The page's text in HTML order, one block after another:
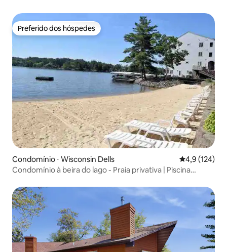
Preferido dos hóspedes
Preferido dos hóspedes
Condomínio ⋅ Wisconsin Dells 4,9 de uma
4,9 (124)
Condomínio à beira do lago - Praia privativa | Piscina